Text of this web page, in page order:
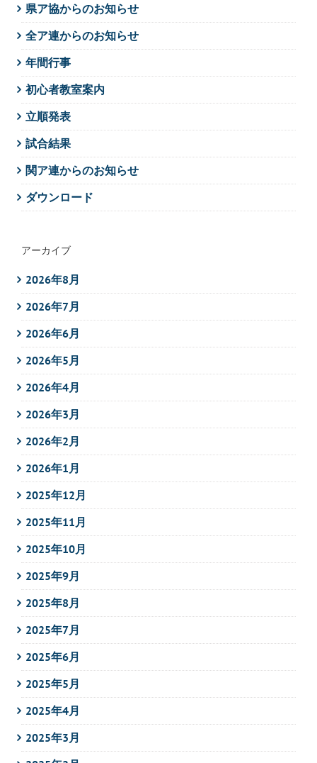
県ア協からのお知らせ
全ア連からのお知らせ
年間行事
初心者教室案内
立順発表
試合結果
関ア連からのお知らせ
ダウンロード
アーカイブ
2026年8月
2026年7月
2026年6月
2026年5月
2026年4月
2026年3月
2026年2月
2026年1月
2025年12月
2025年11月
2025年10月
2025年9月
2025年8月
2025年7月
2025年6月
2025年5月
2025年4月
2025年3月